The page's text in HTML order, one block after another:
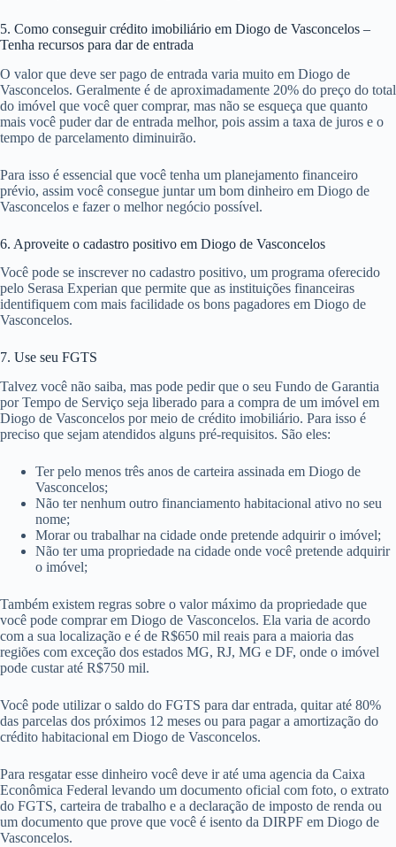
5. Como conseguir crédito imobiliário em Diogo de Vasconcelos –
Tenha recursos para dar de entrada
O valor que deve ser pago de entrada varia muito em Diogo de
Vasconcelos. Geralmente é de aproximadamente 20% do preço do total
do imóvel que você quer comprar, mas não se esqueça que quanto
mais você puder dar de entrada melhor, pois assim a taxa de juros e o
tempo de parcelamento diminuirão.
Para isso é essencial que você tenha um planejamento financeiro
prévio, assim você consegue juntar um bom dinheiro em Diogo de
Vasconcelos e fazer o melhor negócio possível.
6. Aproveite o cadastro positivo em Diogo de Vasconcelos
Você pode se inscrever no cadastro positivo, um programa oferecido
pelo Serasa Experian que permite que as instituições financeiras
identifiquem com mais facilidade os bons pagadores em Diogo de
Vasconcelos.
7. Use seu FGTS
Talvez você não saiba, mas pode pedir que o seu Fundo de Garantia
por Tempo de Serviço seja liberado para a compra de um imóvel em
Diogo de Vasconcelos por meio de crédito imobiliário. Para isso é
preciso que sejam atendidos alguns pré-requisitos. São eles:
Ter pelo menos três anos de carteira assinada em Diogo de
Vasconcelos;
Não ter nenhum outro financiamento habitacional ativo no seu
nome;
Morar ou trabalhar na cidade onde pretende adquirir o imóvel;
Não ter uma propriedade na cidade onde você pretende adquirir
o imóvel;
Também existem regras sobre o valor máximo da propriedade que
você pode comprar em Diogo de Vasconcelos. Ela varia de acordo
com a sua localização e é de R$650 mil reais para a maioria das
regiões com exceção dos estados MG, RJ, MG e DF, onde o imóvel
pode custar até R$750 mil.
Você pode utilizar o saldo do FGTS para dar entrada, quitar até 80%
das parcelas dos próximos 12 meses ou para pagar a amortização do
crédito habitacional em Diogo de Vasconcelos.
Para resgatar esse dinheiro você deve ir até uma agencia da Caixa
Econômica Federal levando um documento oficial com foto, o extrato
do FGTS, carteira de trabalho e a declaração de imposto de renda ou
um documento que prove que você é isento da DIRPF em Diogo de
Vasconcelos.